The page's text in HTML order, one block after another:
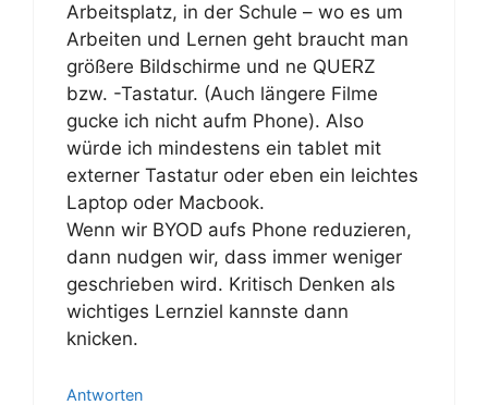
Arbeitsplatz, in der Schule – wo es um
Arbeiten und Lernen geht braucht man
größere Bildschirme und ne QUERZ
bzw. -Tastatur. (Auch längere Filme
gucke ich nicht aufm Phone). Also
würde ich mindestens ein tablet mit
externer Tastatur oder eben ein leichtes
Laptop oder Macbook.
Wenn wir BYOD aufs Phone reduzieren,
dann nudgen wir, dass immer weniger
geschrieben wird. Kritisch Denken als
wichtiges Lernziel kannste dann
knicken.
Antworten